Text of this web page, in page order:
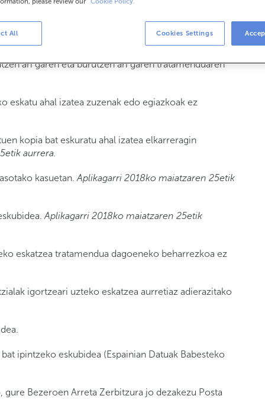
tratamenduari dagokionez?
ari garen eta burutzen ari garen tratamenduaren
eskatu ahal izatea zuzenak edo egiazkoak ez
kopia bat eskuratu ahal izatea elkarreragin
aurrera.
kasuetan.Aplikagarri 2018ko maiatzaren 25etik
Aplikagarri 2018ko maiatzaren 25etik
eskatzea tratamendua dagoeneko beharrezkoa ez
igortzeari uzteko eskatzea aurretiaz adierazitako
ipintzeko eskubidea (Espainian Datuak Babesteko
Bezeroen Arreta Zerbitzura jo dezakezu Posta
Cookie Policy.
All Cookies Settings